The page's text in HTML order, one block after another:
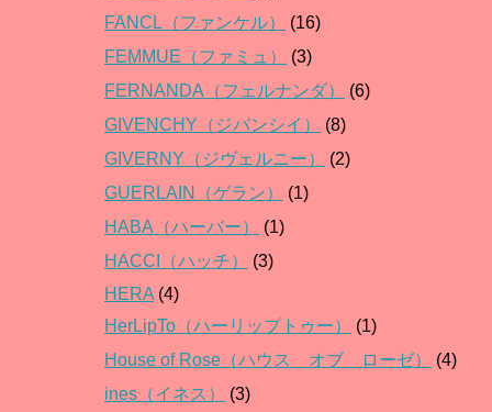
FANCL（ファンケル）
(16)
FEMMUE（ファミュ）
(3)
FERNANDA（フェルナンダ）
(6)
GIVENCHY（ジバンシイ）
(8)
GIVERNY（ジヴェルニー）
(2)
GUERLAIN（ゲラン）
(1)
HABA（ハーバー）
(1)
HACCI（ハッチ）
(3)
HERA(4)
HerLipTo（ハーリップトゥー）
(1)
House of Rose（ハウス オブ ローゼ）
(4)
ines（イネス）
(3)